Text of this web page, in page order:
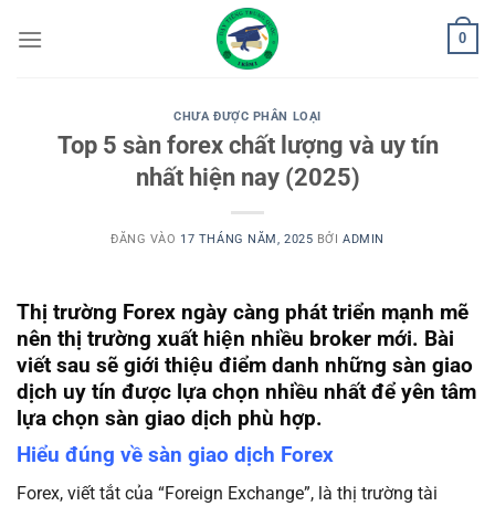
qua
0
CHƯA ĐƯỢC PHÂN LOẠI
Top 5 sàn forex chất lượng và uy tín
nhất hiện nay (2025)
ĐĂNG VÀO 17 THÁNG NĂM, 2025 BỞIADMIN
Thị trường Forex ngày càng phát triển mạnh mẽ
nên thị trường xuất hiện nhiều broker mới. Bài
viết sau sẽ giới thiệu điểm danh những sàn giao
dịch uy tín được lựa chọn nhiều nhất để yên tâm
lựa chọn sàn giao dịch phù hợp.
Hiểu đúng về sàn giao dịch Forex
Forex, viết tắt của “Foreign Exchange”, là thị trường tài